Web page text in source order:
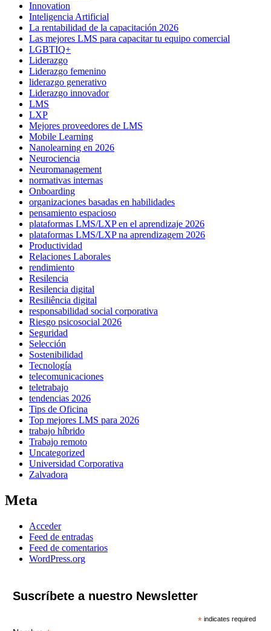
Innovation
Inteligencia Artificial
La rentabilidad de la capacitación 2026
Las mejores LMS para capacitar tu equipo comercial
LGBTIQ+
Liderazgo
Liderazgo femenino
liderazgo generativo
Liderazgo innovador
LMS
LXP
Mejores proveedores de LMS
Mobile Learning
Nanolearning en 2026
Neurociencia
Neuromanagement
normativas internas
Onboarding
organizaciones basadas en habilidades
pensamiento espacioso
plataformas LMS/LXP en el aprendizaje 2026
plataformas LMS/LXP na aprendizagem 2026
Productividad
Relaciones Laborales
rendimiento
Resilencia
Resilencia digital
Resiliência digital
responsabilidad social corporativa
Riesgo psicosocial 2026
Seguridad
Selección
Sostenibilidad
Tecnología
telecomunicaciones
teletrabajo
tendencias 2026
Tips de Oficina
Top mejores LMS para 2026
trabajo híbrido
Trabajo remoto
Uncategorized
Universidad Corporativa
Zalvadora
Meta
Acceder
Feed de entradas
Feed de comentarios
WordPress.org
Suscríbete a nuestro Newsletter
* indicates required